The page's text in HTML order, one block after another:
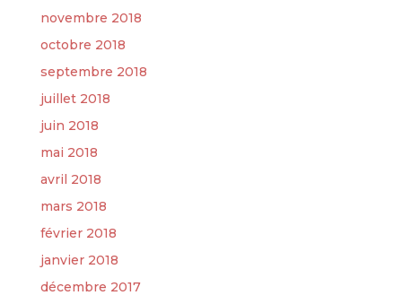
novembre 2018
octobre 2018
septembre 2018
juillet 2018
juin 2018
mai 2018
avril 2018
mars 2018
février 2018
janvier 2018
décembre 2017